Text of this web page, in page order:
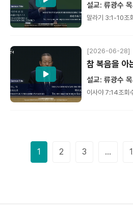
설교: 류광수
말라기 3:1-10조
[2026-06-28]
참 복음을 아
설교: 류광수
이사야 7:14조회
1 2 3 …